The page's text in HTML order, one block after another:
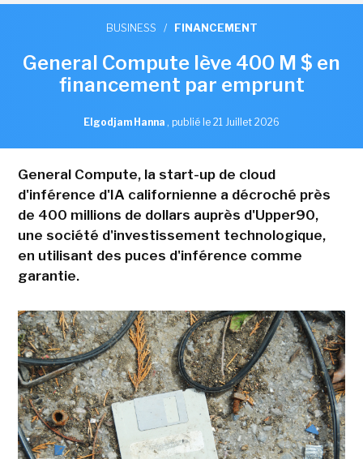
BUSINESS / FINANCEMENT
General Compute lève 400 M $ en
financement par emprunt
Elgodjam Hanna , publié le 21 Juillet 2026
General Compute, la start-up de cloud
d'inférence d'IA californienne a décroché près
de 400 millions de dollars auprès d'Upper90,
une société d'investissement technologique,
en utilisant des puces d'inférence comme
garantie.